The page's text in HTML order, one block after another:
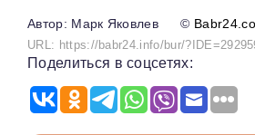
Марк Яковлев ©
URL: https://babr24.info/bur/
Поделиться в соцсетях: